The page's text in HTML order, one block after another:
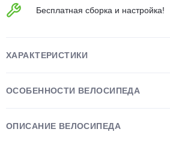
Бесплатная сборка и настройка!
ХАРАКТЕРИСТИКИ
ОСОБЕННОСТИ ВЕЛОСИПЕДА
ОПИСАНИЕ ВЕЛОСИПЕДА
Остались вопросы?